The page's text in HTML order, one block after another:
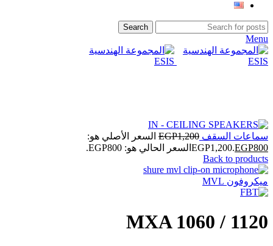
Search
Menu
سماعات السقف EGP1,200
السعر الأصلي هو:
EGP1,200.EGP800
السعر الحالي هو: EGP800.
Back to products
ميكروفون MVL
MXA 1060 / 1120